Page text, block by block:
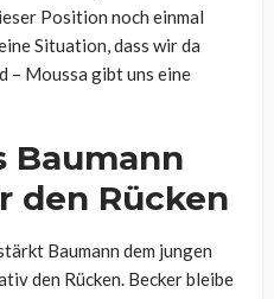
Position noch einmal
Situation, dass wir da
– Moussa gibt uns eine
Baumann
den Rücken
Baumann dem jungen
den Rücken. Becker bleibe